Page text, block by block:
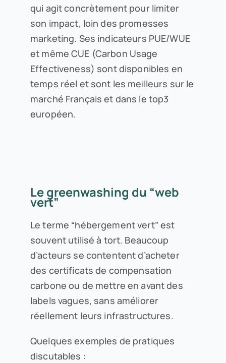
qui agit concrètement pour limiter
son impact, loin des promesses
marketing. Ses indicateurs PUE/WUE
et même CUE (Carbon Usage
Effectiveness) sont disponibles en
temps réel et sont les meilleurs sur le
marché Français et dans le top3
européen.
Le greenwashing du “web
vert”
Le terme “hébergement vert” est
souvent utilisé à tort. Beaucoup
d’acteurs se contentent d’acheter
des certificats de compensation
carbone ou de mettre en avant des
labels vagues, sans améliorer
réellement leurs infrastructures.
Quelques exemples de pratiques
discutables :